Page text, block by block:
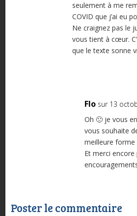
seulement à me
COVID que j’ai eu
Ne craignez pas le
vous tient à cœur.
que le texte sonne
Flo sur 13
Oh 🙁 je vous
vous souhaite
meilleure forme
Et merci encore
Poster le commentaire